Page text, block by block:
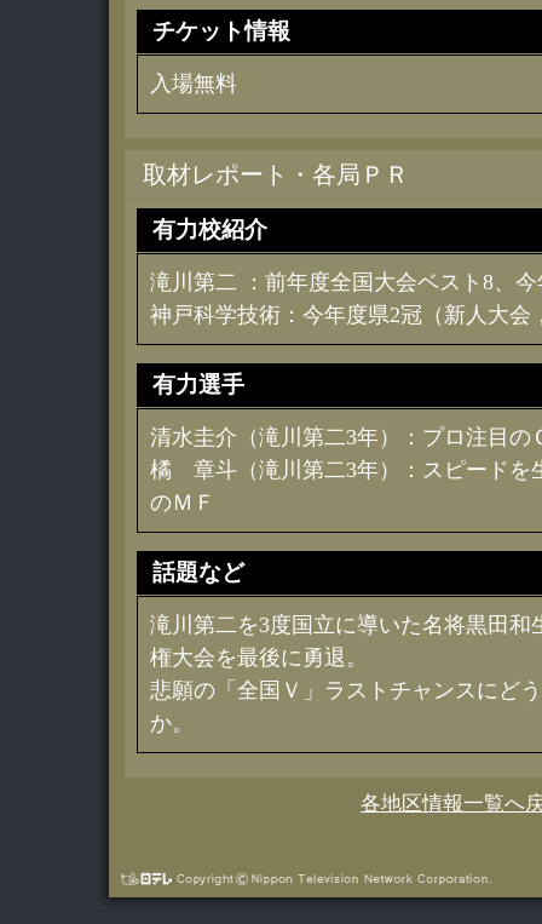
チケット情報
入場無料
取材レポート・各局ＰＲ
有力校紹介
滝川第二 ：前年度全国大会ベスト8、
神戸科学技術：今年度県2冠（新人大会
有力選手
清水圭介（滝川第二3年）：プロ注目の
橘 章斗（滝川第二3年）：スピードを
のＭＦ
話題など
滝川第二を3度国立に導いた名将黒田和
権大会を最後に勇退。
悲願の「全国Ｖ」ラストチャンスにど
か。
各地区情報一覧へ